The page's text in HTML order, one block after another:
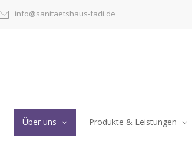
info@sanitaetshaus-fadi.de
Über uns Produkte & Leistungen